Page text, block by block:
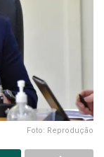
Foto: Reprodução